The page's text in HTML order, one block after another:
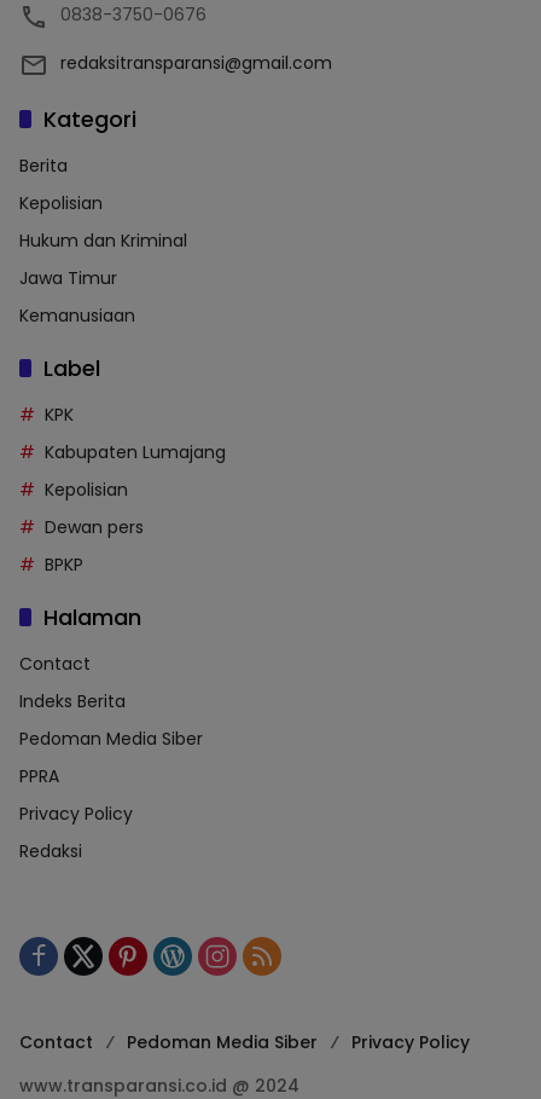
0838-3750-0676
redaksitransparansi@gmail.com
Kategori
Berita
Kepolisian
Hukum dan Kriminal
Jawa Timur
Kemanusiaan
Label
KPK
Kabupaten Lumajang
Kepolisian
Dewan pers
BPKP
Halaman
Contact
Indeks Berita
Pedoman Media Siber
PPRA
Privacy Policy
Redaksi
Contact Pedoman Media Siber
Privacy Policy
www.transparansi.co.id @ 2024